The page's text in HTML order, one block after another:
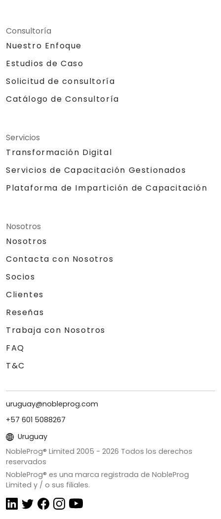
Consultoría
Nuestro Enfoque
Estudios de Caso
Solicitud de consultoría
Catálogo de Consultoría
Servicios
Transformación Digital
Servicios de Capacitación Gestionados
Plataforma de Impartición de Capacitación
Nosotros
Nosotros
Contacta con Nosotros
Socios
Clientes
Reseñas
Trabaja con Nosotros
FAQ
T&C
uruguay@nobleprog.com
+57 601 5088267
Uruguay
NobleProg® Limited 2005 - 2026 Todos los derechos
reservados
NobleProg® es una marca registrada de NobleProg
Limited y / o sus filiales.